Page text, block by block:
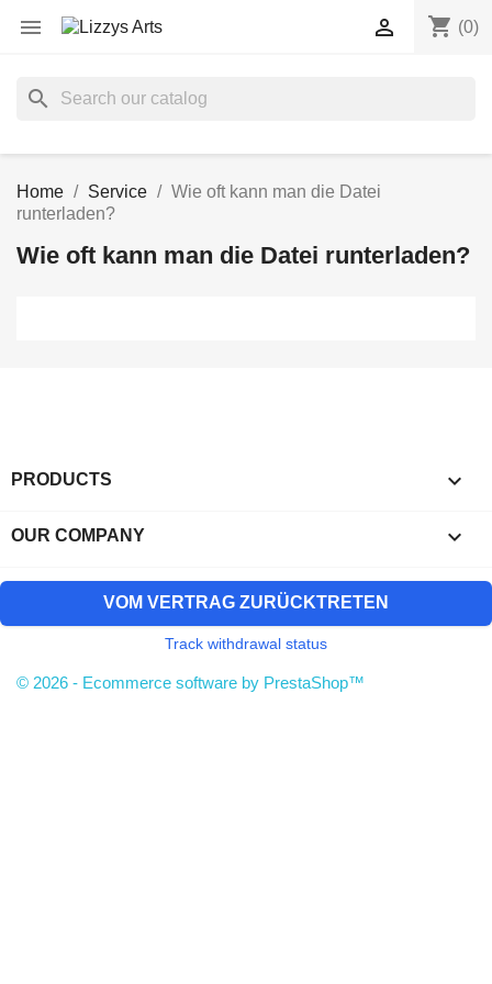
 shopping_cart (0)

search
Home Service
Wie oft kann man die Datei
runterladen?
Wie oft kann man die Datei runterladen?
PRODUCTS 
OUR COMPANY 
VOM VERTRAG ZURÜCKTRETEN
Track withdrawal status
© 2026 - Ecommerce software by PrestaShop™